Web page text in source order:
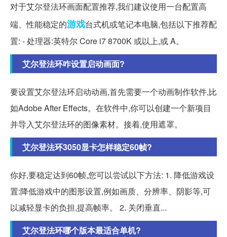
对于艾尔登法环画面配置推荐,我们建议使用一台配置高
端、性能稳定的游戏台式机或笔记本电脑,包括以下推荐配
置: - 处理器:英特尔 Core i7 8700K 或以上,或 A。
艾尔登法环咋设置启动画面?
要设置艾尔登法环启动动画,首先需要一个动画制作软件,比
如Adobe After Effects。在软件中,你可以创建一个新项目
并导入艾尔登法环的图像素材。接着,使用遮罩。
艾尔登法环3050显卡怎样稳定60帧?
你好,要稳定达到60帧,您可以尝试以下方法: 1. 降低游戏设
置:降低游戏中的图形设置,例如画质、分辨率、阴影等,可
以减轻显卡的负担,提高帧率。 2. 关闭垂直...
艾尔登法环哪个版本最适合单机?